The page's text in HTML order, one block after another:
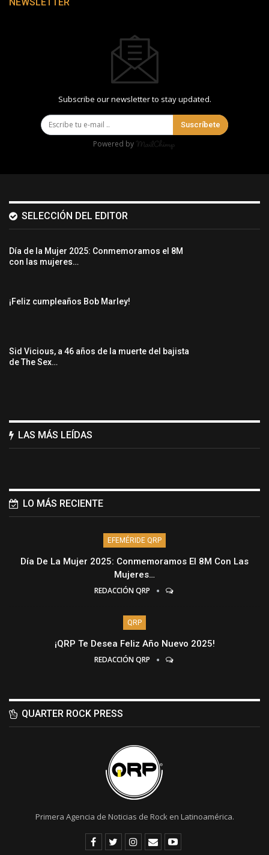
Subscribe our newsletter to stay updated.
Suscríbete
Powered by
SELECCIÓN DEL EDITOR
Día de la Mujer 2025: Conmemoramos el 8M
con las mujeres…
¡Feliz cumpleaños Bob Marley!
Sid Vicious, a 46 años de la muerte del bajista
de The Sex…
LAS MÁS LEÍDAS
LO MÁS RECIENTE
EFEMÉRIDE QRP
Día De La Mujer 2025: Conmemoramos El 8M Con Las
Mujeres…
REDACCIÓN QRP
QRP
¡QRP Te Desea Feliz Año Nuevo 2025!
REDACCIÓN QRP
QUARTER ROCK PRESS
Primera Agencia de Noticias de Rock en Latinoamérica.